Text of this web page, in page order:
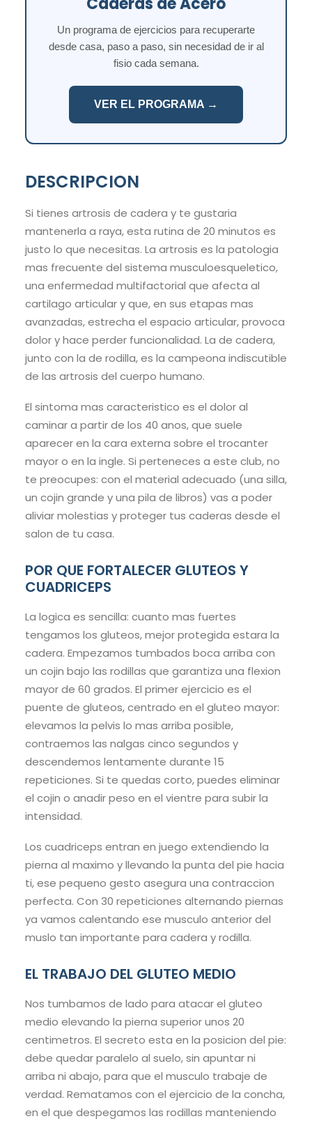
Un programa de ejercicios para recuperarte
desde casa, paso a paso, sin necesidad de ir al
fisio cada semana.
VER EL PROGRAMA →
DESCRIPCION
Si tienes artrosis de cadera y te gustaria
mantenerla a raya, esta rutina de 20 minutos es
justo lo que necesitas. La artrosis es la patologia
mas frecuente del sistema musculoesqueletico,
una enfermedad multifactorial que afecta al
cartilago articular y que, en sus etapas mas
avanzadas, estrecha el espacio articular, provoca
dolor y hace perder funcionalidad. La de cadera,
junto con la de rodilla, es la campeona indiscutible
de las artrosis del cuerpo humano.
El sintoma mas caracteristico es el dolor al
caminar a partir de los 40 anos, que suele
aparecer en la cara externa sobre el trocanter
mayor o en la ingle. Si perteneces a este club, no
te preocupes: con el material adecuado (una silla,
un cojin grande y una pila de libros) vas a poder
aliviar molestias y proteger tus caderas desde el
salon de tu casa.
POR QUE FORTALECER GLUTEOS Y
CUADRICEPS
La logica es sencilla: cuanto mas fuertes
tengamos los gluteos, mejor protegida estara la
cadera. Empezamos tumbados boca arriba con
un cojin bajo las rodillas que garantiza una flexion
mayor de 60 grados. El primer ejercicio es el
puente de gluteos, centrado en el gluteo mayor:
elevamos la pelvis lo mas arriba posible,
contraemos las nalgas cinco segundos y
descendemos lentamente durante 15
repeticiones. Si te quedas corto, puedes eliminar
el cojin o anadir peso en el vientre para subir la
intensidad.
Los cuadriceps entran en juego extendiendo la
pierna al maximo y llevando la punta del pie hacia
ti, ese pequeno gesto asegura una contraccion
perfecta. Con 30 repeticiones alternando piernas
ya vamos calentando ese musculo anterior del
muslo tan importante para cadera y rodilla.
EL TRABAJO DEL GLUTEO MEDIO
Nos tumbamos de lado para atacar el gluteo
medio elevando la pierna superior unos 20
centimetros. El secreto esta en la posicion del pie:
debe quedar paralelo al suelo, sin apuntar ni
arriba ni abajo, para que el musculo trabaje de
verdad. Rematamos con el ejercicio de la concha,
en el que despegamos las rodillas manteniendo